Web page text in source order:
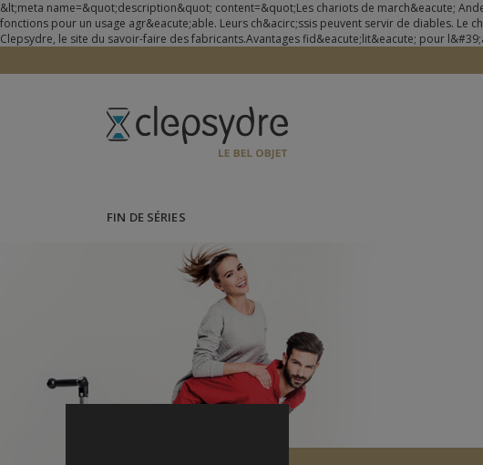
&lt;meta name=&quot;description&quot; content=&quot;Les chariots de march&eacute;
fonctions pour un usage agr&eacute;able. Leurs ch&acirc;ssis peuvent servir de diables.
Clepsydre, le site du savoir-faire des fabricants.Avantages fid&eacute;lit&eacute; pour
FIN DE SÉRIES